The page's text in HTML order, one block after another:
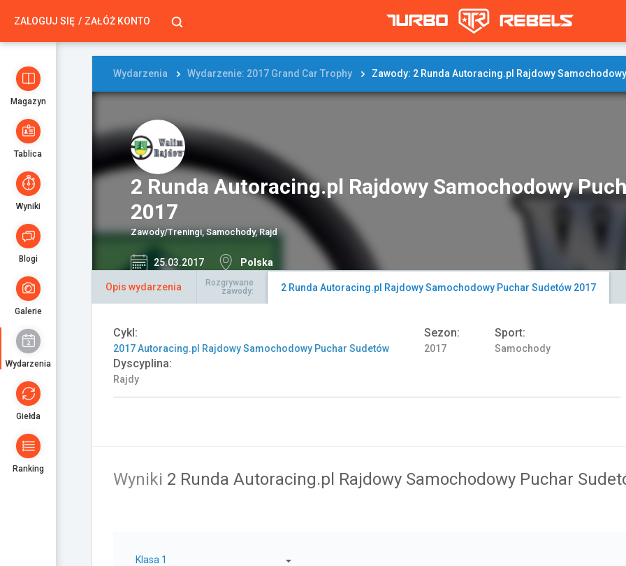
ZALOGUJ SIĘ ZAŁÓŻ KONTO
Magazyn
Tablica
Wyniki
Blogi
Galerie
Wydarzenia
Giełda
Ranking
Wydarzenia Wydarzenie: 2017 Grand Car Trophy Zawody: 2 Runda Autoracing.pl Rajdowy
2 Runda Autoracing.pl Rajdowy Samochodowy
2017
Zawody/Treningi, Samochody, Rajd
25.03.2017 Polska
Opis wydarzenia
Rozgrywane
zawody:
2 Runda Autoracing.pl Rajdowy Samochodowy Puchar Sudetów 2017
Cykl:
2017 Autoracing.pl Rajdowy Samochodowy Puchar Sudetów
Sezon:
2017
Sport:
Samochody
Dyscyplina:
Rajdy
Wyniki 2 Runda Autoracing.pl Rajdowy Samochodowy Puchar
Klasa 1